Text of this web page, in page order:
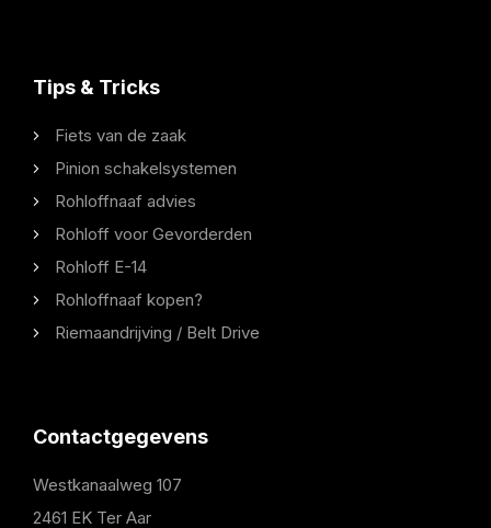
Tips & Tricks
Fiets van de zaak
Pinion schakelsystemen
Rohloffnaaf advies
Rohloff voor Gevorderden
Rohloff E-14
Rohloffnaaf kopen?
Riemaandrijving / Belt Drive
Contactgegevens
Westkanaalweg 107
2461 EK Ter Aar